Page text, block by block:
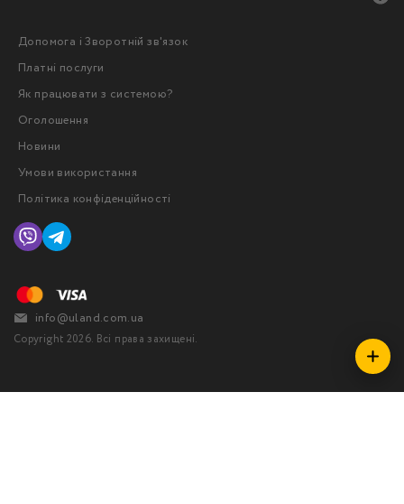
Copyright 2026. Всі права захищені.
Допомога і Зворотній зв'язок
Платні послуги
Як працювати з системою?
Оголошення
Новини
Умови використання
Політика конфіденційності
info@uland.com.ua